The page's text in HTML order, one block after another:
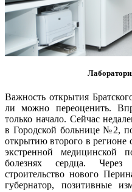
Важность открытия
ли можно переоценить.
только начало. Сейчас
в Городской больнице №2,
открытию второго в регионе
экстренной
болезнях сердца. Через
строительство нового
губернатор, позитивные